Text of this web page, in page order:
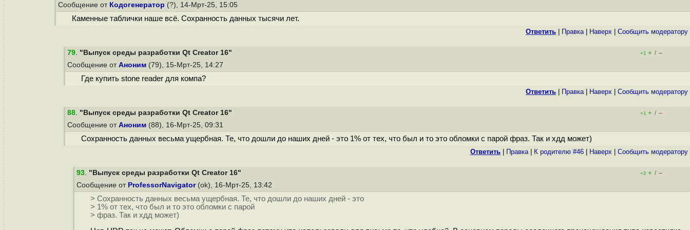
Сообщение от Кодогенератор (?), 14-Мрт-25, 15:05
Каменные таблички наше всё. Сохранность данных тысячи лет.
Ответить Правка| Наверх Cообщить модератору
79. "Выпуск среды разработки Qt Creator 16" +1 + / –
Сообщение от Аноним (79), 15-Мрт-25, 14:27
Где купить stone reader для компа?
Ответить Правка| Наверх Cообщить модератору
88. "Выпуск среды разработки Qt Creator 16" +1 + / –
Сообщение от Аноним (88), 16-Мрт-25, 09:31
Сохранность данных весьма ущербная. Те, что дошли до наших дней - это 1% от тех, что был и то это обломки с парой фраз. Так и хдд может)
Ответить Правка| К родителю #46 Наверх Cообщить модератору
93. "Выпуск среды разработки Qt Creator 16" +2 + / –
Сообщение от ProfessorNavigator(ok), 16-Мрт-25, 13:42
> Сохранность данных весьма ущербная. Те, что дошли до наших дней - это
> 1% от тех, что был и то это обломки с парой
> фраз. Так и хдд может)